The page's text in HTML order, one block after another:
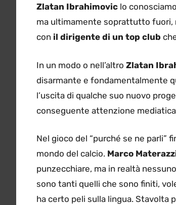
Zlatan Ibrahimovic lo
ma ultimamente soprattutto fuori,
con il dirigente di un top club
In un modo o nell’altro Zlatan
disarmante e fondamentalmente
l’uscita di qualche suo nuovo
conseguente attenzione
Nel gioco del “purché se ne parli”
mondo del calcio. Marco
punzecchiare, ma in realtà
sono tanti quelli che sono finiti,
ha certo peli sulla lingua. Stavolta